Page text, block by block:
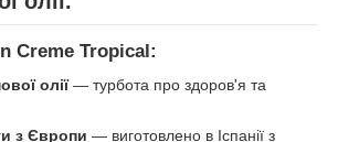
Creme Tropical:
олії— турбота про здоров'я та
з Європи — виготовлено в Іспанії з